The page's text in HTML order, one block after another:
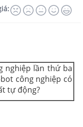
nghiệp lần thứ ba
công nghiệp có
tự động?